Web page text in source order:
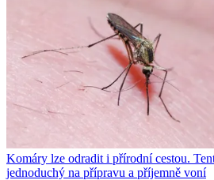
Komáry lze odradit i přírodní cestou.
jednoduchý na přípravu a příjemně voní